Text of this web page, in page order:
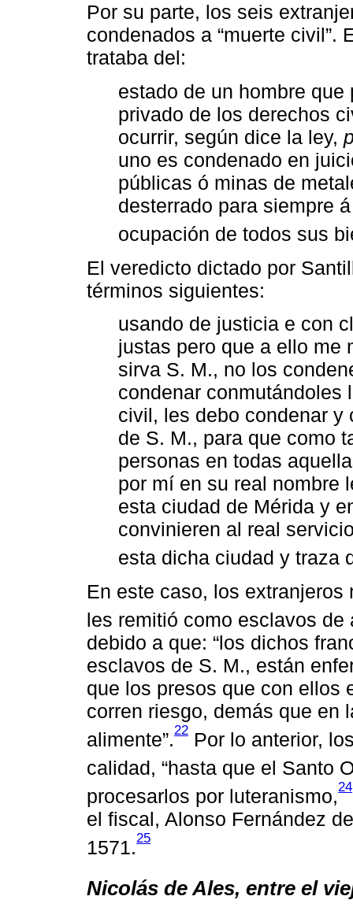
Por su parte, los seis
condenados a “muerte
trataba del:
estado de un hombre
privado de los derechos
ocurrir, según dice la ley,
uno es condenado en
públicas ó minas de
desterrado para siempre
ocupación de todos sus
El veredicto dictado por
términos siguientes:
usando de justicia e con
justas pero que a ello me
sirva S. M., no los
condenar conmutándoles
civil, les debo condenar y
de S. M., para que como
personas en todas
por mí en su real nombre
esta ciudad de Mérida y
convinieren al real
esta dicha ciudad y traza
En este caso, los
les remitió como esclavos
debido a que: “los dichos
esclavos de S. M., están
que los presos que con ellos
corren riesgo, demás que en
alimente”.22 Por lo anterior,
calidad, “hasta que el Santo
procesarlos por luteranismo,24
el fiscal, Alonso Fernández
1571.25
Nicolás de Ales, entre el